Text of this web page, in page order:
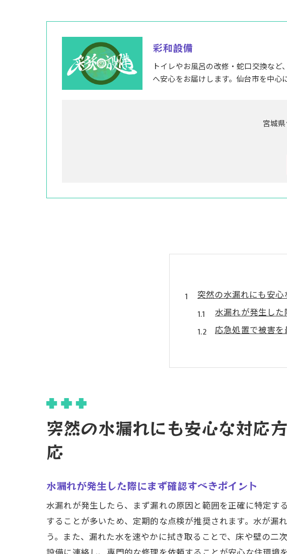
彩和設備
トイレやお風呂の改修・蛇口交換な
へ安心をお届けします。仙台市を中心
宮城
突然の水漏れにも安
水漏れが発生し
応急処置で被害
プロに相談する
早期発見で水漏
水漏れ修理で差がつ
彩和設備の歴史と
地元密着で得られ
技術力とお客様
競合他社と比べ
迅速で確実な水漏れ
突然の水漏れにも安心な対応
応
水漏れが発生した際にまず確認すべきポイント
水漏れが発生したら、まず漏れの原因と範囲を正確に特定
することが多いため、定期的な点検が推奨されます。水が
う。また、漏れた水を速やかに拭き取ることで、床や壁の